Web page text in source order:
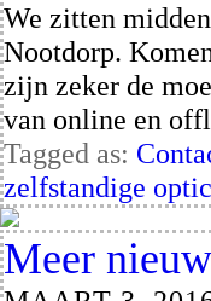
We zitten
Nootdorp.
zijn zeker de
van online en
Tagged as:
zelfstandige
Meer